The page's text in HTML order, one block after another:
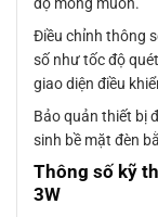
Điều chỉnh thông
số như tốc độ
giao diện điều
Bảo quản thiết bị
sinh bề mặt đèn
Thông số kỹ
3W